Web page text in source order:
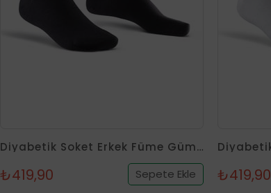
Diyabetik Soket Erkek Füme Gümüş Çorap
₺419,90 Sepete Ekle ₺419,90